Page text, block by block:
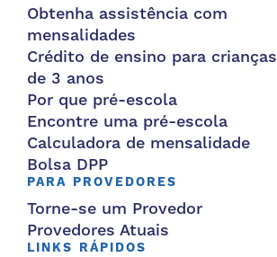
Obtenha assistência com
mensalidades
Crédito de ensino para crianças
de 3 anos
Por que pré-escola
Encontre uma pré-escola
Calculadora de mensalidade
Bolsa DPP
PARA PROVEDORES
Torne-se um Provedor
Provedores Atuais
LINKS RÁPIDOS